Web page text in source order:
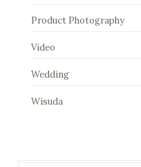
Product Photography
Video
Wedding
Wisuda